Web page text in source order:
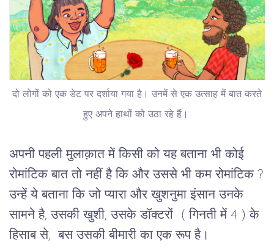
दो लोगों को एक डेट पर दर्शाया गया है। उनमें से एक उत्साह में बात करते
हुए अपने हाथों को उठा रहे हैं।
अपनी पहली मुलाक़ात में किसी को यह बताना भी कोई
रोमांटिक बात तो नहीं है कि और उससे भी कम रोमांटिक ?
उन्हें ये बताना कि जो प्यारा और खुशनुमा इंसान उनके
सामने है, उसकी खुशी, उसके डॉक्टरों ( गिनती में 4 ) के
हिसाब से, बस उसकी बीमारी का एक रूप है।